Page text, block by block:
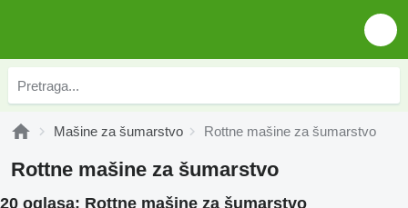
Mašine za šumarstvo Rottne mašine za šumarstvo
Rottne mašine za šumarstvo
20 oglasa: Rottne mašine za šumarstvo